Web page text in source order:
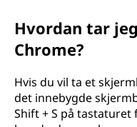
Hvordan tar
Chrome?
Hvis du vil ta et
det innebygde
Shift + S på